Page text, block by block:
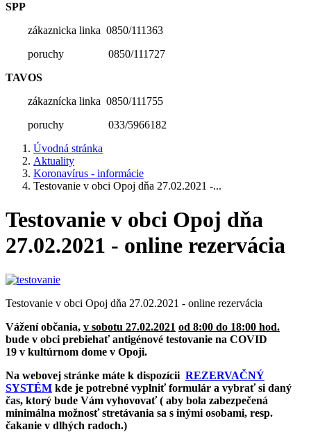
SPP
zákaznicka linka 0850/111363
poruchy 0850/111727
TAVOS
zákaznícka linka 0850/111755
poruchy 033/5966182
Úvodná stránka
Aktuality
Koronavírus - informácie
Testovanie v obci Opoj dňa 27.02.2021 -...
Testovanie v obci Opoj dňa
27.02.2021 - online rezervácia
Testovanie v obci Opoj dňa 27.02.2021 - online rezervácia
Vážení občania, v sobotu 27.02.2021 od 8:00 do 18:00 hod.
bude v obci prebiehať antigénové testovanie na COVID
19 v kultúrnom dome v Opoji.
Na webovej stránke máte k dispozícii REZERVAČNÝ
SYSTÉM kde je potrebné vyplniť formulár a vybrať si daný
čas, ktorý bude Vám vyhovovať ( aby bola zabezpečená
minimálna možnosť stretávania sa s inými osobami, resp.
čakanie v dlhých radoch.)